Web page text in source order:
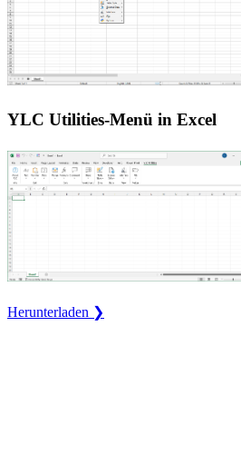
YLC Utilities-Menü in Excel
Herunterladen ❯